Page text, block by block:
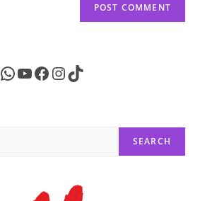
WhatsApp
YouTube
Facebook
Instagram
TikTok
SEARCH